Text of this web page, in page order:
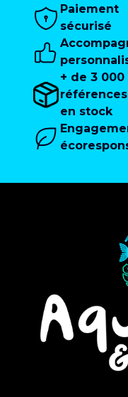
Paiement
sécurisé
+ de 3 000
références
en stock